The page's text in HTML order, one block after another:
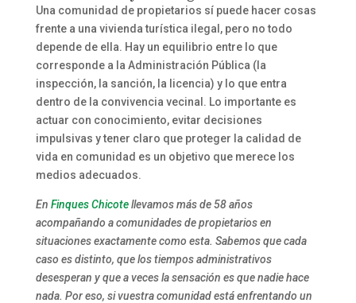
Una comunidad de propietarios sí puede hacer cosas
frente a una vivienda turística ilegal, pero no todo
depende de ella. Hay un equilibrio entre lo que
corresponde a la Administración Pública (la
inspección, la sanción, la licencia) y lo que entra
dentro de la convivencia vecinal. Lo importante es
actuar con conocimiento, evitar decisiones
impulsivas y tener claro que proteger la calidad de
vida en comunidad es un objetivo que merece los
medios adecuados.
En Finques Chicotellevamos más de 58 años
acompañando a comunidades de propietarios en
situaciones exactamente como esta. Sabemos que cada
caso es distinto, que los tiempos administrativos
desesperan y que a veces la sensación es que nadie hace
nada. Por eso, si vuestra comunidad está enfrentando un